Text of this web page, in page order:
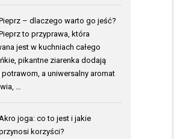
– dlaczego warto go jeść?
to przyprawa, która
jest w kuchniach całego
pikantne ziarenka dodają
a uniwersalny aromat
…
Akro joga: co to jest i jakie
korzyści?